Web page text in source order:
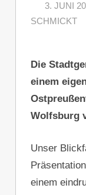
3. JUNI
SCHMICKT
Die
einem
Wolfsburg
Unser
einem